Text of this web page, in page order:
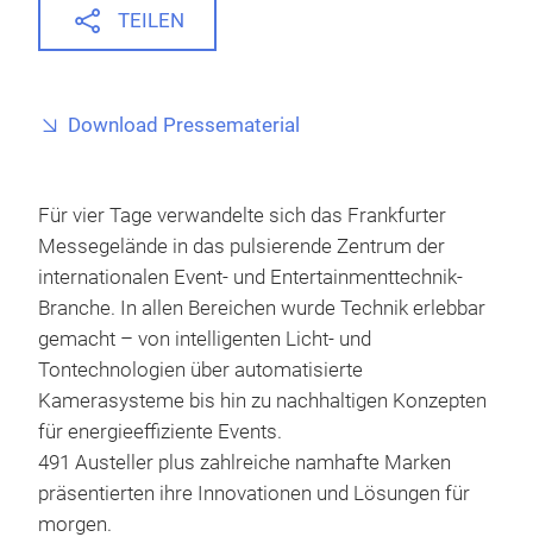
TEILEN
Download Pressematerial
Für vier Tage verwandelte sich das Frankfurter
Messegelände in das pulsierende Zentrum der
internationalen Event- und Entertainmenttechnik-
Branche. In allen Bereichen wurde Technik erlebbar
gemacht – von intelligenten Licht- und
Tontechnologien über automatisierte
Kamerasysteme bis hin zu nachhaltigen Konzepten
für energieeffiziente Events.
491 Austeller plus zahlreiche namhafte Marken
präsentierten ihre Innovationen und Lösungen für
morgen.